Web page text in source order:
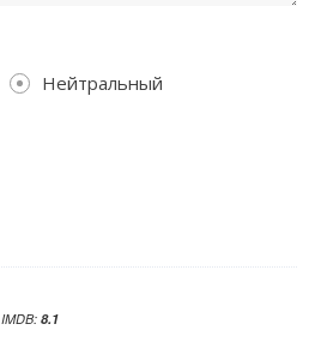
Нейтральный
IMDB: 8.1